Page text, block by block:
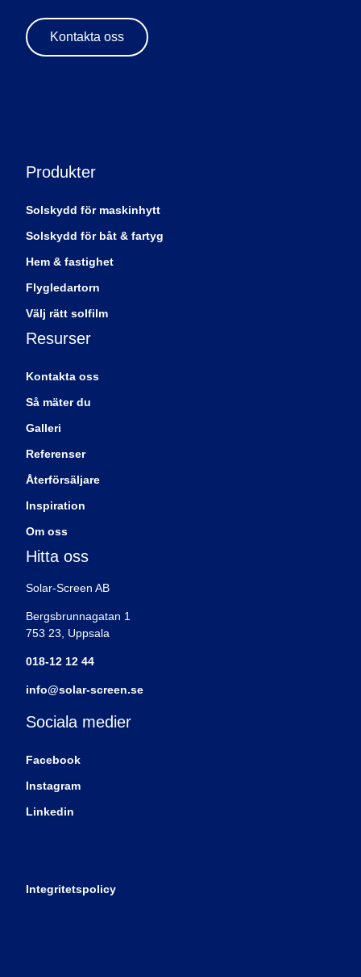
Kontakta oss
Produkter
Solskydd för maskinhytt
Solskydd för båt & fartyg
Hem & fastighet
Flygledartorn
Välj rätt solfilm
Resurser
Kontakta oss
Så mäter du
Galleri
Referenser
Återförsäljare
Inspiration
Om oss
Hitta oss
Solar-Screen AB
Bergsbrunnagatan 1
753 23, Uppsala
018-12 12 44
info@solar-screen.se
Sociala medier
Facebook
Instagram
Linkedin
Integritetspolicy